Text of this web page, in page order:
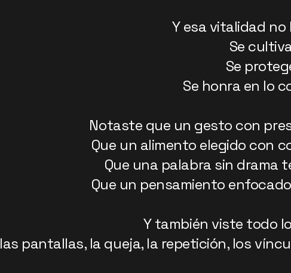
Y esa vitalidad no
Se
Se
Se honra en lo
Notaste que un gesto con
Que un alimento elegido con
Que una palabra sin drama
Que un pensamiento
Y también viste todo
las pantallas, la queja, la repetición, los